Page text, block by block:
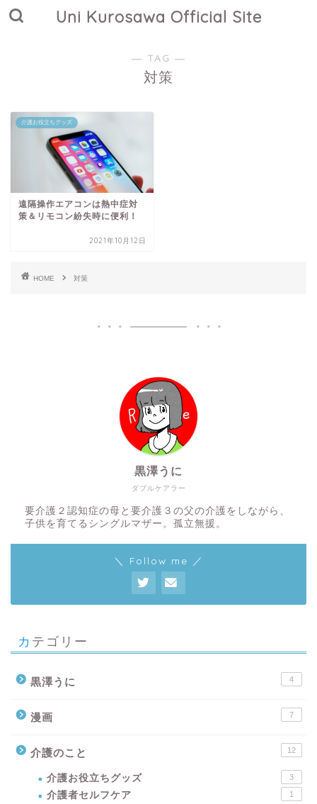
Uni Kurosawa Official Site
― TAG ―
対策
介護お役立ちグッズ
遠隔操作エアコンは熱中症対
策＆リモコン紛失時に便利！
2021年10月12日
HOME 対策
ダブルケアラー
黒澤うに
要介護２認知症の母と要介護３の父の介護をしながら、
子供を育てるシングルマザー。孤立無援。
＼ Follow me ／
カテゴリー
黒澤うに 4
漫画 7
介護のこと 12
介護お役立ちグッズ 3
介護者セルフケア 1